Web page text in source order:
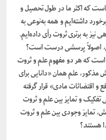
که اکثر ما در طول تحصیل و
داشته‌ایم و همه به‌نوعی به
نیز به برتری ثروت رأی داده‌ایم.
اصولاً پرسشی درست است؟
است که هر دو مفهوم علم و ثروت
علم همان «دانایی برای
و اقتضائات مادی» قرار گرفته
و تمایز بین علم و ثروت
تمایز وجودی بین علم و ثروت
هستند؟